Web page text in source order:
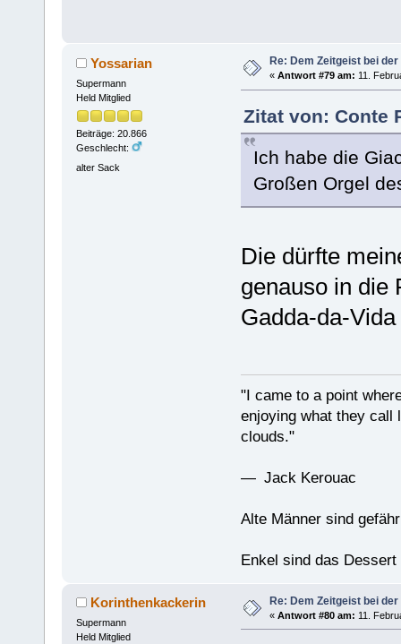
Yossarian
Supermann
Held Mitglied
Beiträge: 20.866
Geschlecht:
alter Sack
Re: Dem Zeitgeist bei
« Antwort #79 am: 11.
Zitat von: Conte
Ich habe die
Großen Orgel
Die dürfte
genauso in die
Gadda-da-
"I came to a point
enjoying what they call
clouds."
— Jack Kerouac
Alte Männer sind
Enkel sind das Dessert
Korinthenkackerin
Supermann
Held Mitglied
Re: Dem Zeitgeist bei
« Antwort #80 am: 11.